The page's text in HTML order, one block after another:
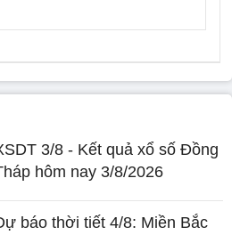
3/8 - Kết quả xổ số Đồng
hôm nay 3/8/2026
báo thời tiết 4/8: Miền Bắc